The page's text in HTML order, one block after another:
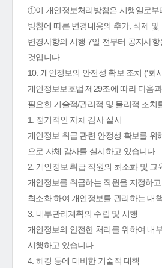
①이 개인정보처리방침은 시행일로부
방침에 따른 변경내용의 추가, 삭제
변경사항의 시행 7일 전부터 공지사
것입니다.
10. 개인정보의 안전성 확보 조치 ('회
개인정보보호법 제29조에 따라 다음
필요한 기술적/관리적 및 물리적 조치
1. 정기적인 자체 감사 실시
개인정보 취급 관련 안정성 확보를 위
으로 자체 감사를 실시하고 있습니다.
2. 개인정보 취급 직원의 최소화 및 교
개인정보를 취급하는 직원을 지정하
최소화 하여 개인정보를 관리하는 대
3. 내부관리계획의 수립 및 시행
개인정보의 안전한 처리를 위하여 내
시행하고 있습니다.
4. 해킹 등에 대비한 기술적 대책